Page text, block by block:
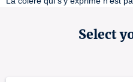
Select